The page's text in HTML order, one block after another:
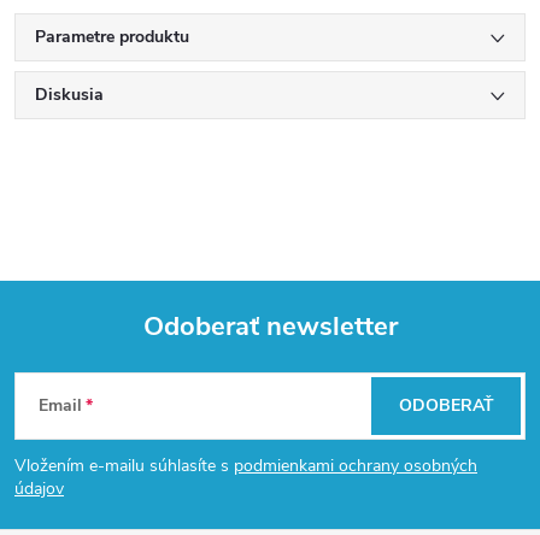
Parametre produktu
Diskusia
Z
á
p
Odoberať newsletter
Email
Vložením e-mailu súhlasíte s podmienkami ochrany osobných
údajov
ODOBERAŤ